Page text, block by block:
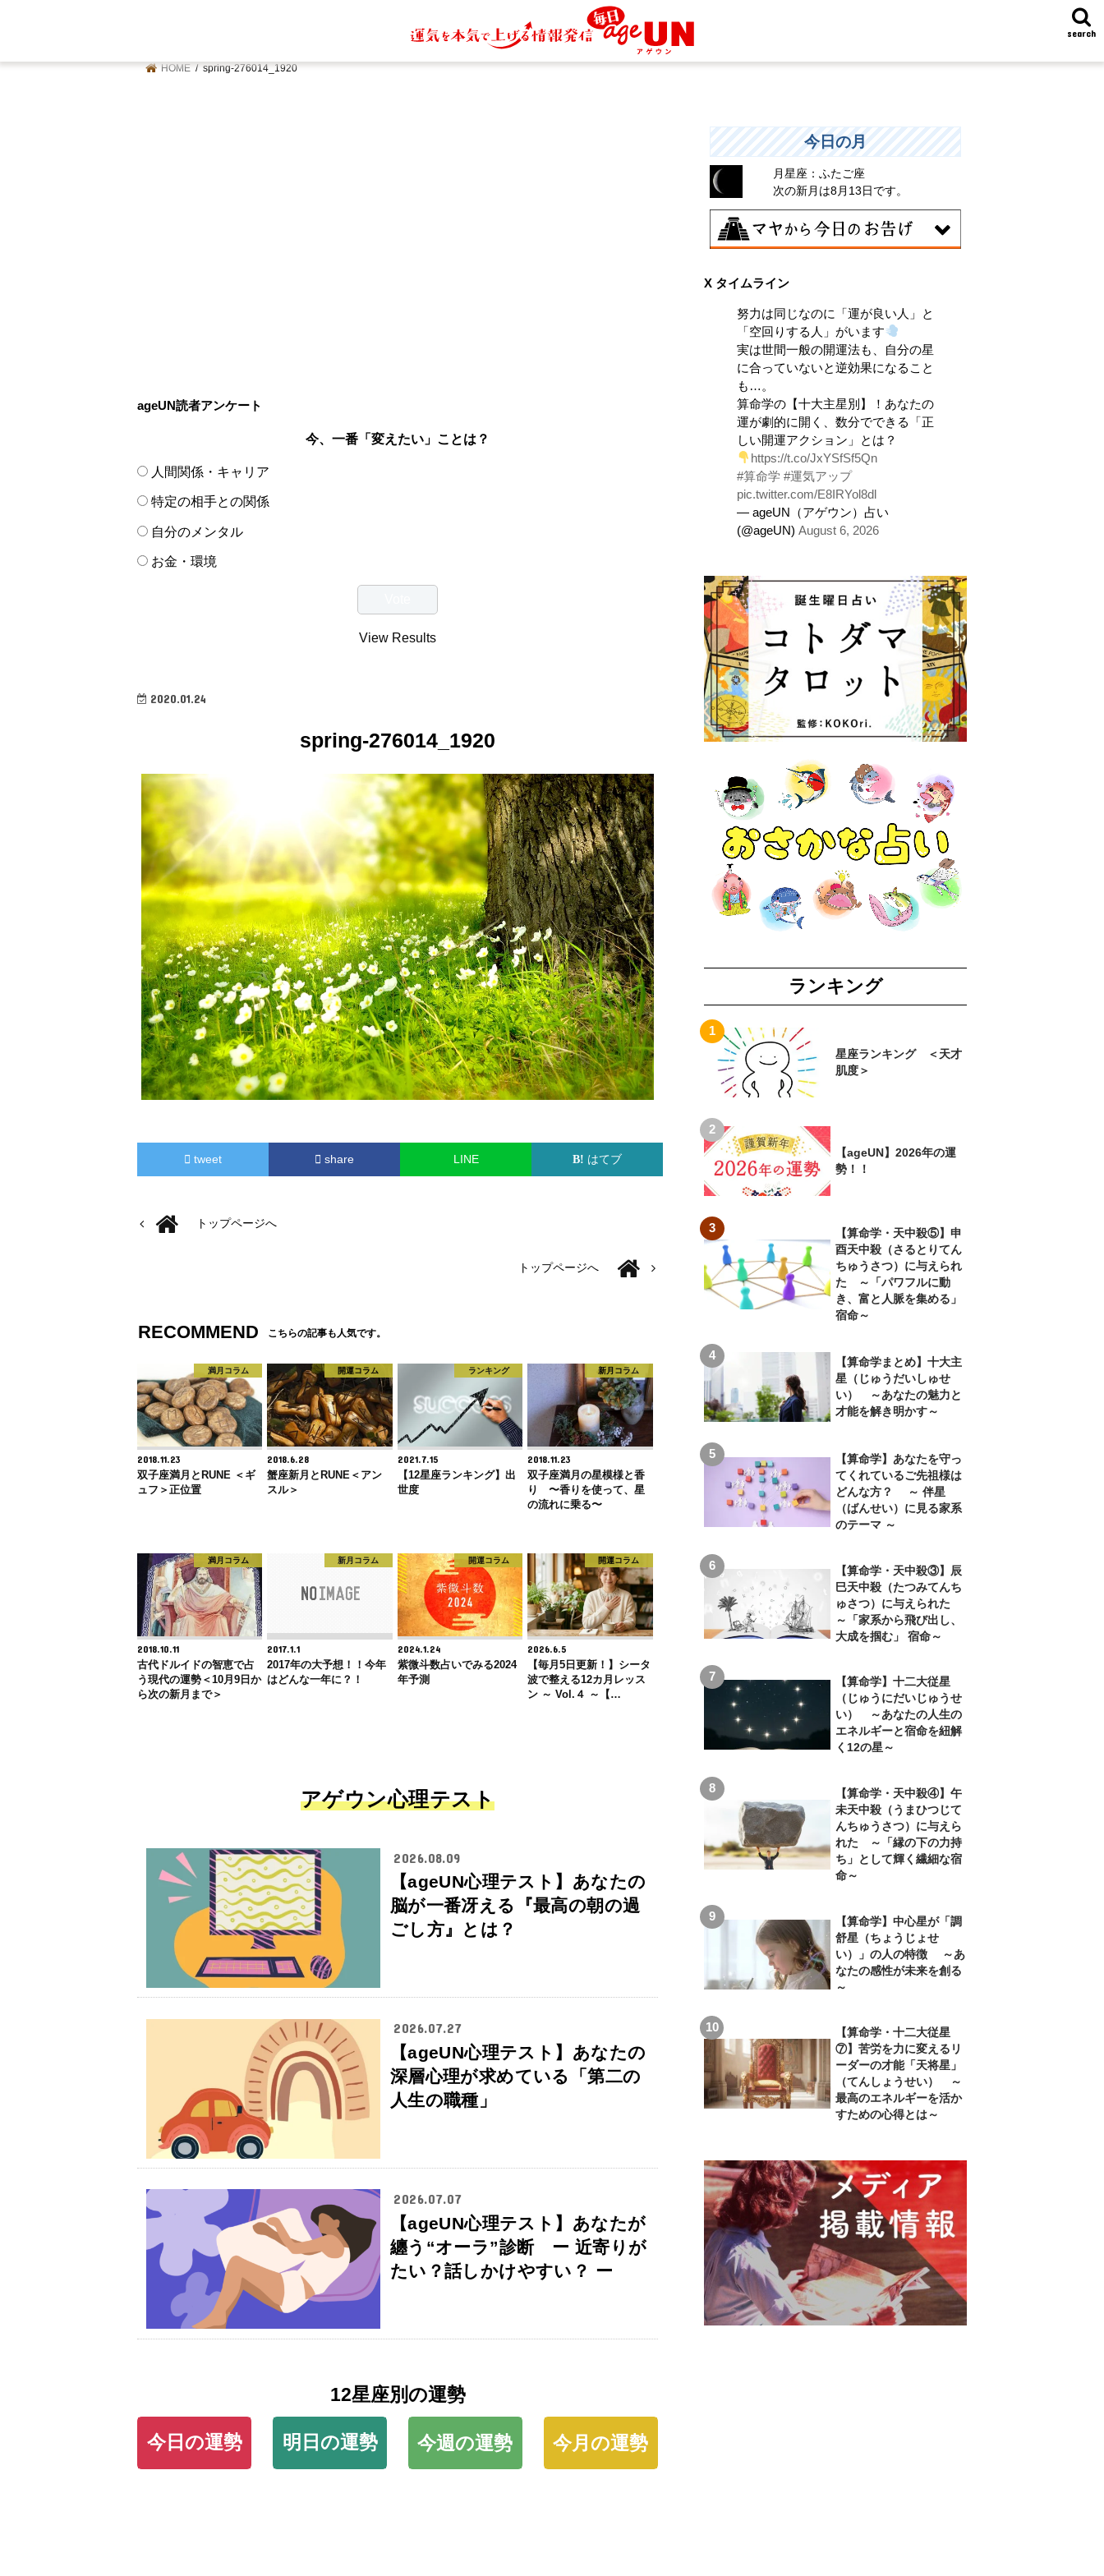
search
HOME spring-276014_1920
ageUN読者アンケート
今、一番「変えたい」ことは？
人間関係・キャリア
特定の相手との関係
自分のメンタル
お金・環境
View Results
2020.01.24
spring-276014_1920
tweet share LINE はてブ
トップページへ
トップページへ
RECOMMEND こちらの記事も人気です。
満月コラム
2018.11.23
双子座満月とRUNE ＜ギ
ュフ＞正位置
開運コラム
2018.6.28
蟹座新月とRUNE＜アン
スル＞
ランキング
2021.7.15
【12星座ランキング】出
世度
新月コラム
2018.11.23
双子座満月の星模様と香
り 〜香りを使って、星
の流れに乗る〜
満月コラム
2018.10.11
古代ドルイドの智恵で占
う現代の運勢＜10月9日か
ら次の新月まで＞
新月コラム
2017.1.1
2017年の大予想！！今年
はどんな一年に？！
開運コラム
2024.1.24
紫微斗数占いでみる2024
年予測
開運コラム
2026.6.5
【毎月5日更新！】シータ
波で整える12カ月レッス
ン ～ Vol.４ ～【…
アゲウン心理テスト
2026.08.09
【ageUN心理テスト】あなたの
脳が一番冴える『最高の朝の過
ごし方』とは？
2026.07.27
【ageUN心理テスト】あなたの
深層心理が求めている「第二の
人生の職種」
2026.07.07
【ageUN心理テスト】あなたが
纏う“オーラ”診断 ー 近寄りが
たい？話しかけやすい？ ー
12星座別の運勢
今日の運勢 明日の運勢 今週の運勢 今月の運勢
今日の月
月星座：ふたご座
次の新月は8月13日です。
大きくエネルギーを放出する日。日々の活
力をため込んで、自分の目標に向かって、
一気に解き放ちましょう。
X タイムライン
努力は同じなのに「運が良い人」と
「空回りする人」がいます
実は世間一般の開運法も、自分の星
に合っていないと逆効果になること
も…。
算命学の【十大主星別】！あなたの
運が劇的に開く、数分でできる「正
しい開運アクション」とは？
https://t.co/JxYSfSf5Qn
#算命学 #運気アップ
pic.twitter.com/E8IRYol8dl
— ageUN（アゲウン）占い
(@ageUN) August 6, 2026
ランキング
星座ランキング ＜天才
肌度＞
【ageUN】2026年の運
勢！！
【算命学・天中殺⑤】申
酉天中殺（さるとりてん
ちゅうさつ）に与えられ
た ～「パワフルに動
き、富と人脈を集める」
宿命～
【算命学まとめ】十大主
星（じゅうだいしゅせ
い） ～あなたの魅力と
才能を解き明かす～
【算命学】あなたを守っ
てくれているご先祖様は
どんな方？ ～ 伴星
（ばんせい）に見る家系
のテーマ ～
【算命学・天中殺③】辰
巳天中殺（たつみてんち
ゅさつ）に与えられた
～「家系から飛び出し、
大成を掴む」 宿命～
【算命学】十二大従星
（じゅうにだいじゅうせ
い） ～あなたの人生の
エネルギーと宿命を紐解
く12の星～
【算命学・天中殺④】午
未天中殺（うまひつじて
んちゅうさつ）に与えら
れた ～「縁の下の力持
ち」として輝く繊細な宿
命～
【算命学】中心星が「調
舒星（ちょうじょせ
い）」の人の特徴 ～あ
なたの感性が未来を創る
～
【算命学・十二大従星
⑦】苦労を力に変えるリ
ーダーの才能「天将星」
（てんしょうせい） ～
最高のエネルギーを活か
すための心得とは～